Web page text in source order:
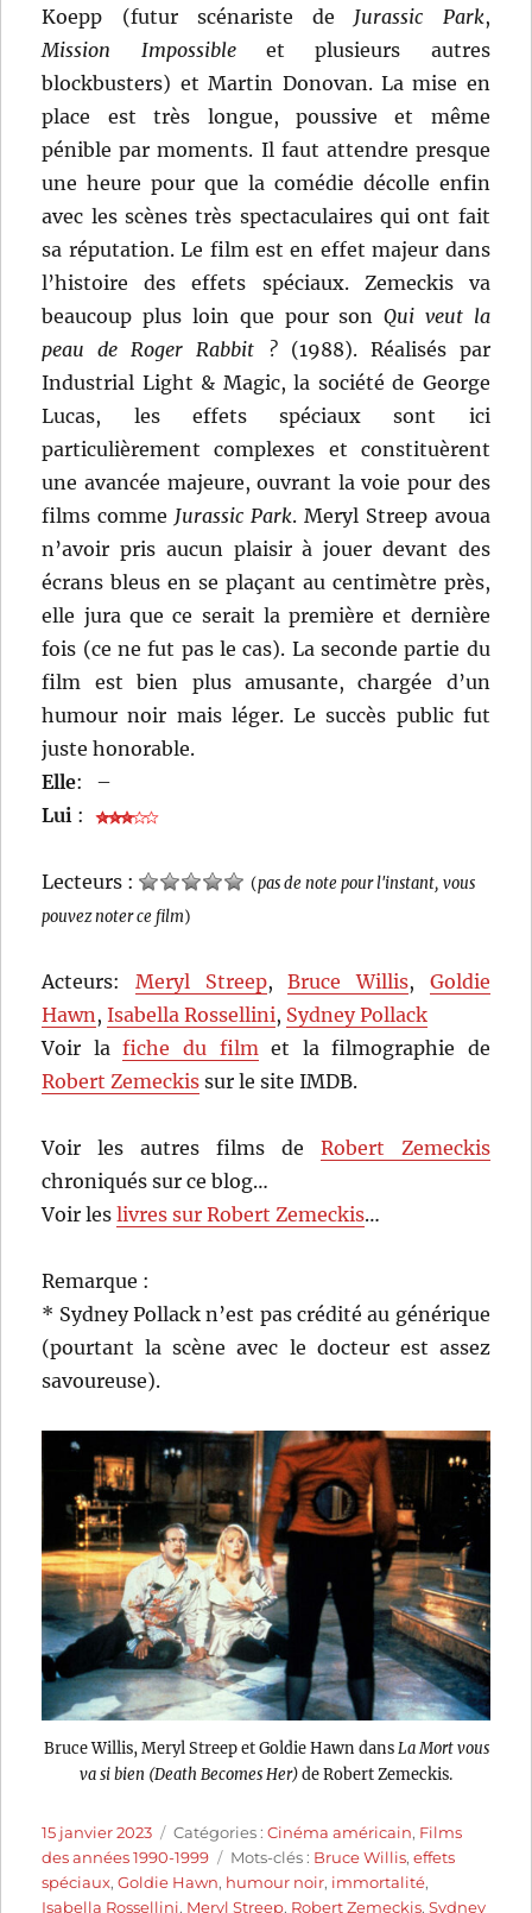
Koepp (futur scénariste de Jurassic Park,
Mission Impossibleet plusieurs autres
blockbusters) et Martin Donovan. La mise en
place est très longue, poussive et même
pénible par moments. Il faut attendre presque
une heure pour que la comédie décolle enfin
avec les scènes très spectaculaires qui ont fait
sa réputation. Le film est en effet majeur dans
l’histoire des effets spéciaux. Zemeckis va
beaucoup plus loin que pour sonQui veut la
peau de Roger Rabbit ?(1988). Réalisés par
Industrial Light & Magic, la société de George
Lucas, les effets spéciaux sont ici
particulièrement complexes et constituèrent
une avancée majeure, ouvrant la voie pour des
films comme Jurassic Park. Meryl Streep avoua
n’avoir pris aucun plaisir à jouer devant des
écrans bleus en se plaçant au centimètre près,
elle jura que ce serait la première et dernière
fois (ce ne fut pas le cas). La seconde partie du
film est bien plus amusante, chargée d’un
humour noir mais léger. Le succès public fut
juste honorable.
Elle:
–
Lui :
Lecteurs : (pas de note pour l'instant, vous
pouvez noter ce film)
Acteurs: Meryl Streep,Bruce Willis, Goldie
Hawn,Isabella Rossellini, Sydney Pollack
Voir lafiche du filmet la filmographie de
Robert Zemeckis sur le site IMDB.
Voir les autres films de Robert Zemeckis
chroniqués sur ce blog…
Voir leslivres sur Robert Zemeckis…
Remarque :
* Sydney Pollack n’est pas crédité au générique
(pourtant la scène avec le docteur est assez
savoureuse).
Bruce Willis, Meryl Streep et Goldie Hawn dans La Mort vous
va si bien (Death Becomes Her)de Robert Zemeckis.
Publié
le
15 janvier 2023 Catégories
Catégories :Cinéma américain, Films
des années 1990-1999
Étiquettes
Mots-clés : Bruce Willis,effets
spéciaux,Goldie Hawn, humour noir, immortalité,
Isabella Rossellini, Meryl Streep, Robert Zemeckis,Sydney